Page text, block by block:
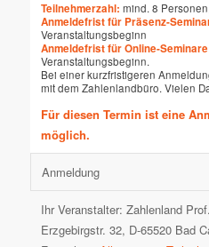
Teilnehmerzahl: mind. 8
Anmeldefrist für Präsenz-
Veranstaltungsbeginn
Anmeldefrist für Online-
Veranstaltungsbeginn.
Bei einer kurzfristigeren
mit dem Zahlenlandbüro. Vielen
Für diesen Termin ist eine
möglich.
Anmeldung
Ihr Veranstalter: Zahlenland
Erzgebirgstr. 32, D-65520 Bad